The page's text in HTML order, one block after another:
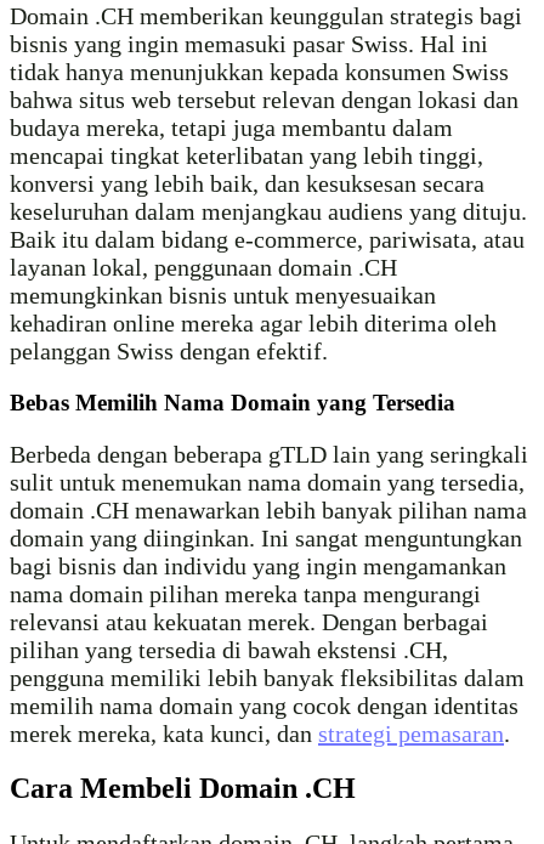
Domain .CH memberikan keunggulan strategis bagi
bisnis yang ingin memasuki pasar Swiss. Hal ini
tidak hanya menunjukkan kepada konsumen Swiss
bahwa situs web tersebut relevan dengan lokasi dan
budaya mereka, tetapi juga membantu dalam
mencapai tingkat keterlibatan yang lebih tinggi,
konversi yang lebih baik, dan kesuksesan secara
keseluruhan dalam menjangkau audiens yang dituju.
Baik itu dalam bidang e-commerce, pariwisata, atau
layanan lokal, penggunaan domain .CH
memungkinkan bisnis untuk menyesuaikan
kehadiran online mereka agar lebih diterima oleh
pelanggan Swiss dengan efektif.
Bebas Memilih Nama Domain yang Tersedia
Berbeda dengan beberapa gTLD lain yang seringkali
sulit untuk menemukan nama domain yang tersedia,
domain .CH menawarkan lebih banyak pilihan nama
domain yang diinginkan. Ini sangat menguntungkan
bagi bisnis dan individu yang ingin mengamankan
nama domain pilihan mereka tanpa mengurangi
relevansi atau kekuatan merek. Dengan berbagai
pilihan yang tersedia di bawah ekstensi .CH,
pengguna memiliki lebih banyak fleksibilitas dalam
memilih nama domain yang cocok dengan identitas
merek mereka, kata kunci, dan strategi pemasaran.
Cara Membeli Domain .CH